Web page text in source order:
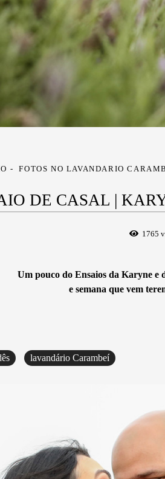
FOTOS NO LAVANDARIO
DE CASAL |
1765
Um pouco do Ensaios da Karyne
e semana que vem
lavandário Carambeí